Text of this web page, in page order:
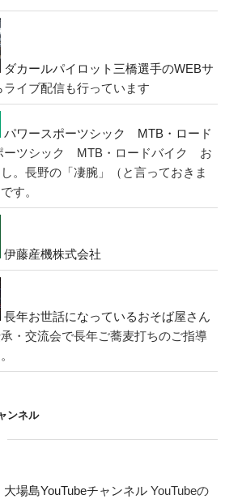
ダカールパイロット三橋選手のWEBサ
ライブ配信も行っています
パワースポーツシック MTB・ロード
ーツシック MTB・ロードバイク お
。長野の「凄腕」（と言っておきま
す。
伊藤産機株式会社
長年お世話になっているおそば屋さん
・交流会で長年ご蕎麦打ちのご指導
ンネル
大場島YouTubeチャンネル YouTubeの